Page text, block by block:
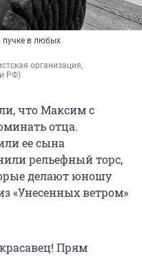
пучке в любых
организация,
РФ)
что Максим с
отца.
ее сына
рельефный торс,
делают юношу
«Унесенных ветром»
Прям